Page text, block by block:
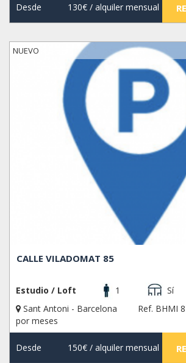
Desde 130€/ alquiler mensual
NUEVO
CALLE VILADOMAT 85
Estudio / Loft 1 Sí
Sant Antoni - Barcelona
Ref. BHMI
por meses
Desde 150€/ alquiler mensual